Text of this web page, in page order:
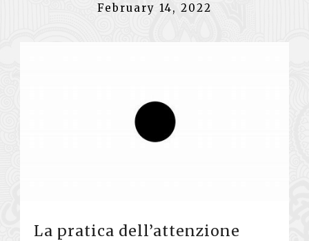
February 14, 2022
La pratica dell’attenzione